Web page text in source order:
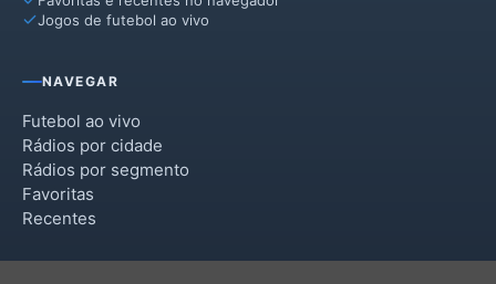
Santa Lúcia
Tabatinga
Trabiju
Jogos de futebol ao vivo
NAVEGAR
Futebol ao vivo
Rádios por cidade
Rádios por segmento
Favoritas
Recentes